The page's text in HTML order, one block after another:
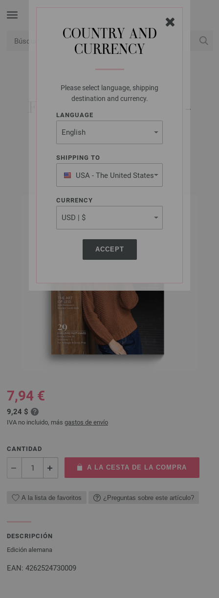
COUNTRY AND
CURRENCY
Please select language, shipping
destination and currency.
LANGUAGE
SHIPPING TO
USA - The United States
of America
CURRENCY
ACCEPT
FILATI STUDIO
FILATI STUDIO NO. 3 -
EDICIÓN ALEMANA
Otoño/Invierno 2025/26
7,94 €
9,24 $
IVA no incluido, más gastos de envío
CANTIDAD
A LA CESTA DE LA COMPRA
A la lista de favoritos ¿Preguntas sobre este artículo?
DESCRIPCIÓN
Edición alemana
EAN: 4262524730009